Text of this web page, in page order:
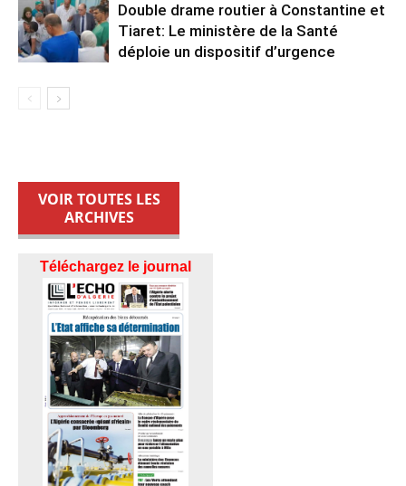
Double drame routier à Constantine et
Tiaret: Le ministère de la Santé
déploie un dispositif d’urgence
VOIR TOUTES LES
ARCHIVES